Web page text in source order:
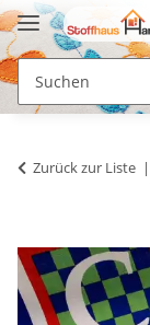
Zurück zur Liste